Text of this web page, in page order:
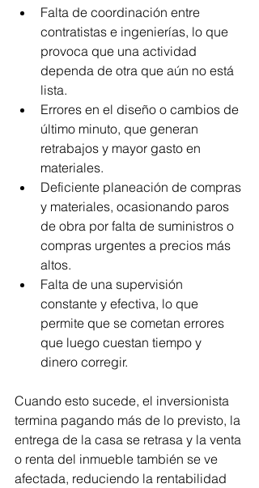
Falta de coordinación entre
contratistas e ingenierías, lo que
provoca que una actividad
dependa de otra que aún no está
lista.
Errores en el diseño o cambios de
último minuto, que generan
retrabajos y mayor gasto en
materiales.
Deficiente planeación de compras
y materiales, ocasionando paros
de obra por falta de suministros o
compras urgentes a precios más
altos.
Falta de una supervisión
constante y efectiva, lo que
permite que se cometan errores
que luego cuestan tiempo y
dinero corregir.
Cuando esto sucede, el inversionista
termina pagando más de lo previsto, la
entrega de la casa se retrasa y la venta
o renta del inmueble también se ve
afectada, reduciendo la rentabilidad